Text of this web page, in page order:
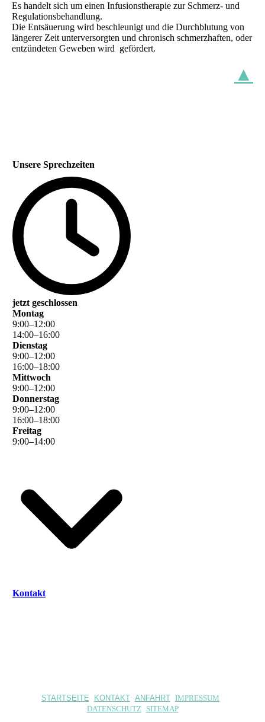
Es handelt sich um einen Infusionstherapie zur Schmerz- und
Regulationsbehandlung.
Die Entsäuerung wird beschleunigt und die Durchblutung von
längerer Zeit unterversorgten und chronisch schmerzhaften, oder
entzündeten Geweben wird gefördert.
▲
Unsere Sprechzeiten
jetzt geschlossen
Montag
9:00–12:00
14:00–16:00
Dienstag
9:00–12:00
16:00–18:00
Mittwoch
9:00–12:00
Donnerstag
9:00–12:00
16:00–18:00
Freitag
9:00–14:00
Kontakt
STARTSEITE KONTAKT ANFAHRT IMPRESSUM
DATENSCHUTZ
SITEMAP